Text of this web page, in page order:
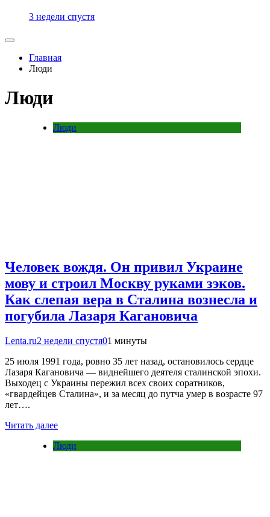
3 недели спустя
Главная
Люди
Люди
Люди
Человек вождя. Он привил Украине
мову и строил Москву руками зэков.
Как слепая вера в Сталина вознесла и
погубила Лазаря Кагановича
Lenta.ru2 недели спустя01 минуты
25 июля 1991 года, ровно 35 лет назад, остановилось сердце
Лазаря Кагановича — виднейшего деятеля сталинской эпохи.
Выходец с Украины пережил всех своих соратников,
«гвардейцев Сталина», и за месяц до путча умер в возрасте 97
лет….
Читать далее
Люди